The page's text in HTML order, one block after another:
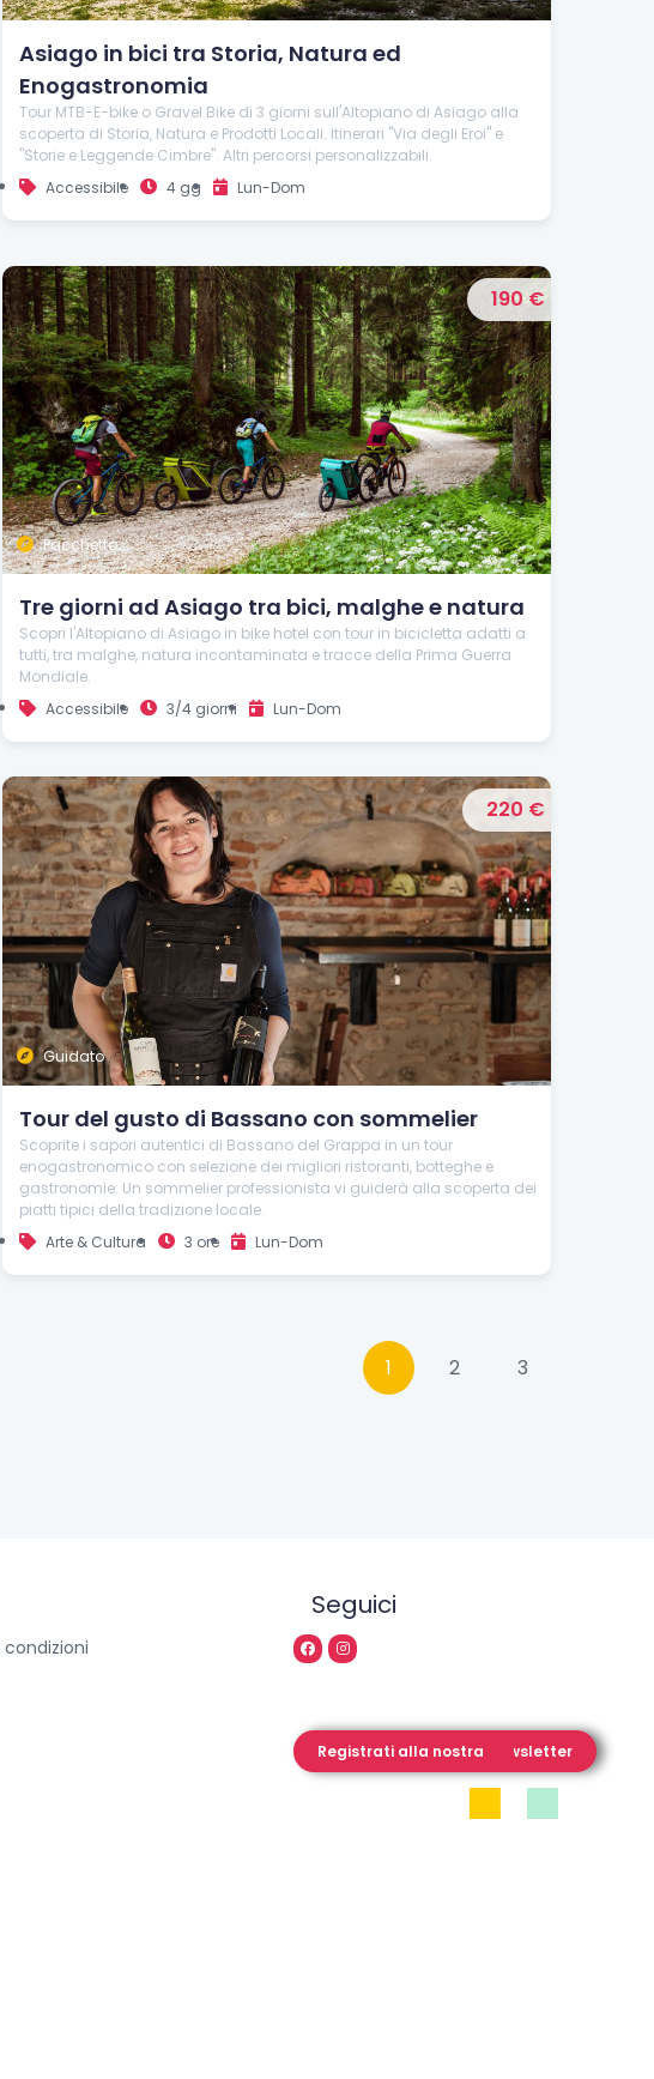
Asiago in bici tra Storia, Natura ed
Enogastronomia
Tour MTB-E-bike o Gravel Bike di 3 giorni sull'Altopiano di Asiago alla
scoperta di Storia, Natura e Prodotti Locali. Itinerari "Via degli Eroi" e
"Storie e Leggende Cimbre". Altri percorsi personalizzabili.
Accessibile
4 gg Lun-Dom
190 €
Pacchetto
Tre giorni ad Asiago tra bici, malghe e natura
Scopri l'Altopiano di Asiago in bike hotel con tour in bicicletta adatti a
tutti, tra malghe, natura incontaminata e tracce della Prima Guerra
Mondiale.
Accessibile
3/4 giorni Lun-Dom
220 €
Guidato
Tour del gusto di Bassano con sommelier
Scoprite i sapori autentici di Bassano del Grappa in un tour
enogastronomico con selezione dei migliori ristoranti, botteghe e
gastronomie. Un sommelier professionista vi guiderà alla scoperta dei
piatti tipici della tradizione locale.
Arte & Cultura
3 ore Lun-Dom
1 2 3
Seguici
Registrati alla nostra Newsletter